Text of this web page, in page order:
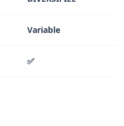
Variable
✅